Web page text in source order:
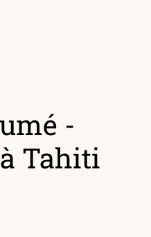
-
Tahiti